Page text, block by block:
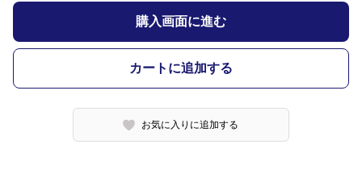
購入画面に進む
カートに追加する
お気に入りに追加する